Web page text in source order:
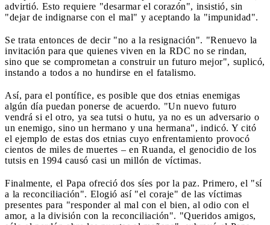
advirtió. Esto requiere "desarmar el corazón", insistió, sin
"dejar de indignarse con el mal" y aceptando la "impunidad".
Se trata entonces de decir "no a la resignación". "Renuevo la
invitación para que quienes viven en la RDC no se rindan,
sino que se comprometan a construir un futuro mejor", suplicó,
instando a todos a no hundirse en el fatalismo.
Así, para el pontífice, es posible que dos etnias enemigas
algún día puedan ponerse de acuerdo. "Un nuevo futuro
vendrá si el otro, ya sea tutsi o hutu, ya no es un adversario o
un enemigo, sino un hermano y una hermana", indicó. Y citó
el ejemplo de estas dos etnias cuyo enfrentamiento provocó
cientos de miles de muertes – en Ruanda, el genocidio de los
tutsis en 1994 causó casi un millón de víctimas.
Finalmente, el Papa ofreció dos síes por la paz. Primero, el "sí
a la reconciliación". Elogió así "el coraje" de las víctimas
presentes para "responder al mal con el bien, al odio con el
amor, a la división con la reconciliación". "Queridos amigos,